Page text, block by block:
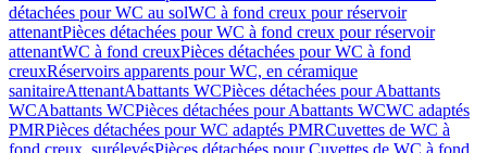
détachées pour WC au solWC à fond creux pour réservoir
attenantPièces détachées pour WC à fond creux pour réservoir
attenantWC à fond creuxPièces détachées pour WC à fond
creuxRéservoirs apparents pour WC, en céramique
sanitaireAttenantAbattants WCPièces détachées pour Abattants
WCAbattants WCPièces détachées pour Abattants WCWC adaptés
PMRPièces détachées pour WC adaptés PMRCuvettes de WC à
fond creux, surélevésPièces détachées pour Cuvettes de WC à fond